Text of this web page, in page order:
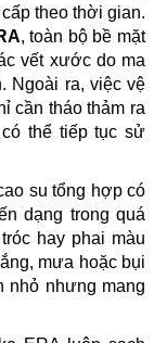
theo thời gian.
, toàn bộ bề mặt
vết xước do ma
Ngoài ra, việc vệ
cần tháo thảm ra
thể tiếp tục sử
su tổng hợp có
dạng trong quá
hay phai màu
mưa hoặc bụi
nhỏ nhưng mang